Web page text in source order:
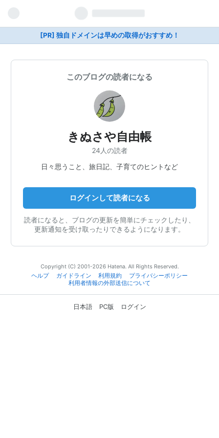
[PR] 独自ドメインは早めの取得がおすすめ！
このブログの読者になる
きぬさや自由帳
24人の読者
日々思うこと、旅日記、子育てのヒントなど
ログインして読者になる
読者になると、ブログの更新を簡単にチェックしたり、
更新通知を受け取ったりできるようになります。
Copyright (C) 2001-2026 Hatena. All Rights Reserved.
ヘルプ
ガイドライン 利用規約
プライバシーポリシー
利用者情報の外部送信について
日本語 PC版 ログイン